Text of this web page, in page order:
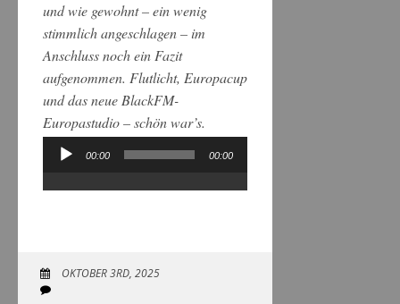
und wie gewohnt – ein wenig
stimmlich angeschlagen – im
Anschluss noch ein Fazit
aufgenommen. Flutlicht, Europacup
und das neue BlackFM-
Europastudio – schön war’s.
Audio-
00:00 00:00
OKTOBER 3RD, 2025